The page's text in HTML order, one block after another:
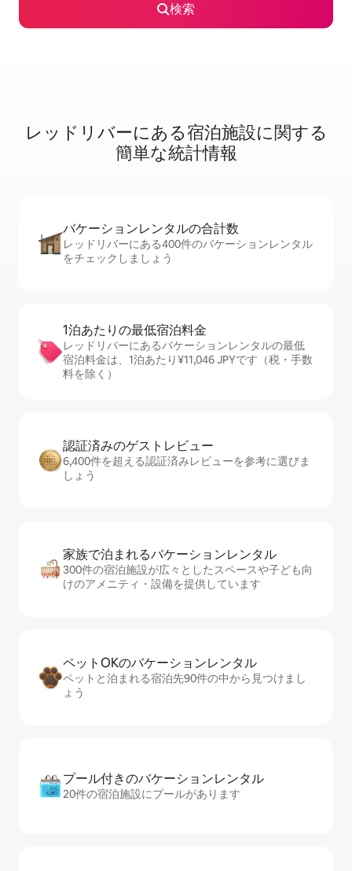
検索
レッドリバーに⁠あ⁠る宿⁠泊⁠施⁠設⁠に関⁠す⁠る
簡⁠単⁠な統⁠計⁠情⁠報
バケーションレ⁠ン⁠タ⁠ル⁠の合⁠計⁠数
レッドリバーにある400件のバケーションレンタル
をチェックしましょう
1泊あたりの最⁠低⁠宿⁠泊⁠料⁠金
レッドリバーにあるバケーションレンタルの最低
宿泊料金は、1泊あたり¥11,046 JPYです（税・手数
料を除く）
認証済みのゲ⁠ス⁠ト⁠レ⁠ビ⁠ュ⁠ー
6,400件を超える認証済みレビューを参考に選びま
しょう
家族で泊まれるバ⁠ケ⁠ー⁠シ⁠ョ⁠ンレ⁠ン⁠タ⁠ル
300件の宿泊施設が広々としたスペースや子ども向
けのアメニティ・設備を提供しています
ペットOKのバ⁠ケ⁠ー⁠シ⁠ョ⁠ンレ⁠ン⁠タ⁠ル
ペットと泊まれる宿泊先90件の中から見つけまし
ょう
プール付きのバ⁠ケ⁠ー⁠シ⁠ョ⁠ンレ⁠ン⁠タ⁠ル
20件の宿泊施設にプールがあります